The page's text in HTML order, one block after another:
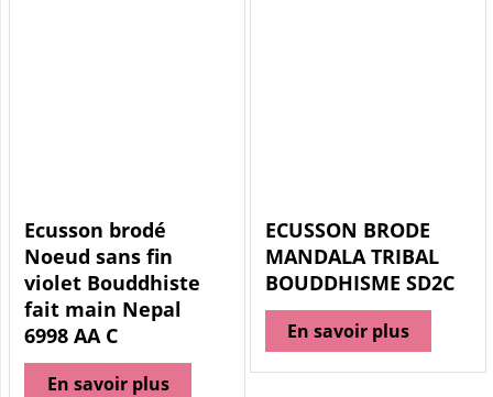
Ecusson brodé
Noeud sans fin
violet Bouddhiste
fait main Nepal
6998 AA C
En savoir plus
ECUSSON BRODE
MANDALA TRIBAL
BOUDDHISME SD2C
En savoir plus